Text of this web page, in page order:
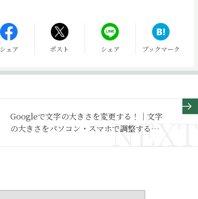
シェア ポスト シェア ブックマーク
Googleで文字の大きさを変更する！｜文字
の大きさをパソコン・スマホで調整する方